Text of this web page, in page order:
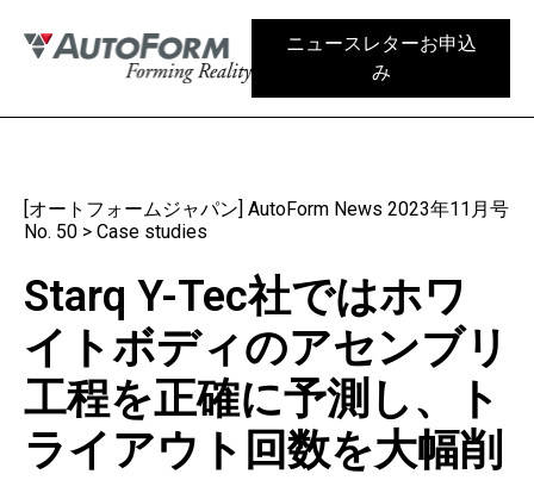
ニュースレターお申込
み
[オートフォームジャパン] AutoForm News 2023年11月号
No. 50 > Case studies
Starq Y-Tec社ではホワ
イトボディのアセンブリ
工程を正確に予測し、ト
ライアウト回数を大幅削